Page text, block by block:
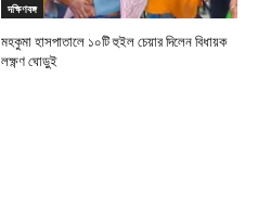
দক্ষিণবঙ্গ
মহকুমা হাসপাতালে ১০টি হুইল চেয়ার দিলেন বিধায়ক
লক্ষ্ণণ ঘোড়ুই